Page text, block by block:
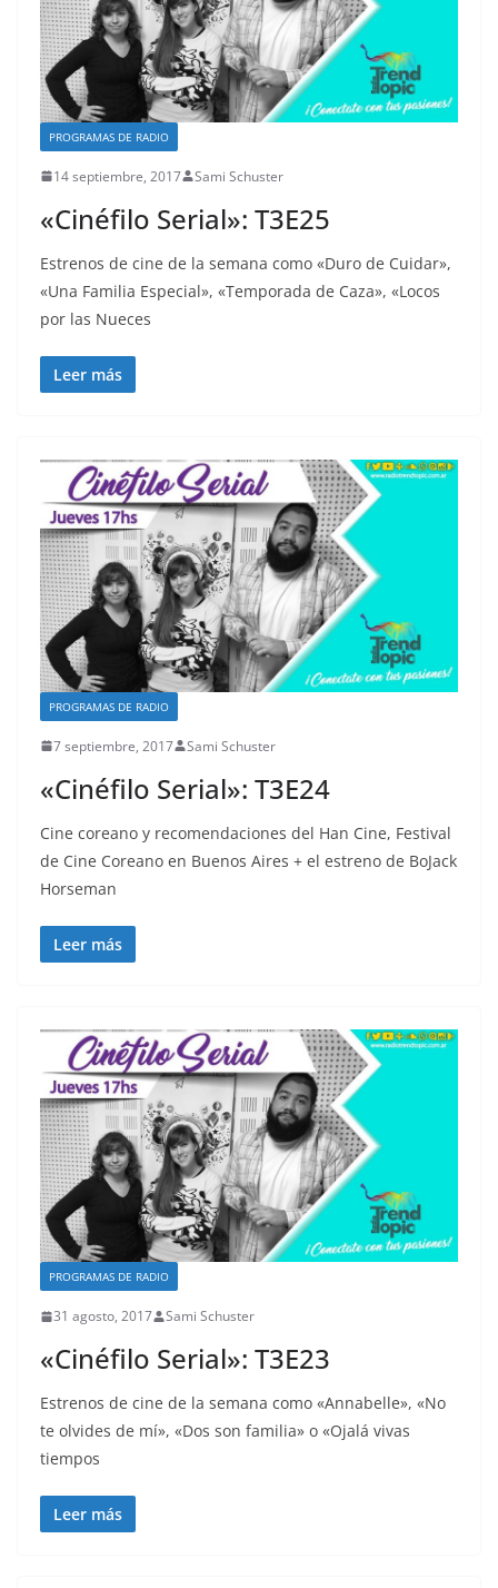
PROGRAMAS DE RADIO
14 septiembre, 2017 Sami Schuster
«Cinéfilo Serial»: T3E25
Estrenos de cine de la semana como «Duro de Cuidar»,
«Una Familia Especial», «Temporada de Caza», «Locos
por las Nueces
Leer más
PROGRAMAS DE RADIO
7 septiembre, 2017 Sami Schuster
«Cinéfilo Serial»: T3E24
Cine coreano y recomendaciones del Han Cine, Festival
de Cine Coreano en Buenos Aires + el estreno de BoJack
Horseman
Leer más
PROGRAMAS DE RADIO
31 agosto, 2017 Sami Schuster
«Cinéfilo Serial»: T3E23
Estrenos de cine de la semana como «Annabelle», «No
te olvides de mí», «Dos son familia» o «Ojalá vivas
tiempos
Leer más